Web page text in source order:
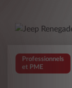
Professionnels
et PME